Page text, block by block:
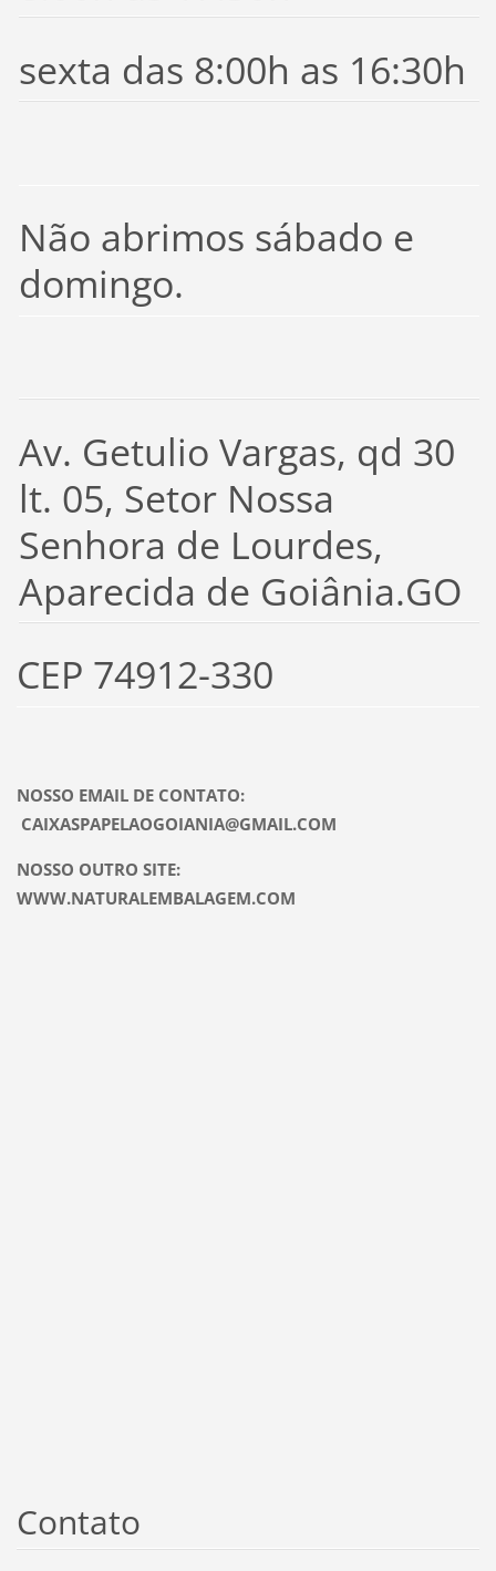
sexta das 8:00h as 16:30h
Não abrimos sábado e
domingo.
Av. Getulio Vargas, qd 30
lt. 05, Setor Nossa
Senhora de Lourdes,
Aparecida de Goiânia.GO
CEP 74912-330
NOSSO EMAIL DE CONTATO:
CAIXASPAPELAOGOIANIA@GMAIL.COM
NOSSO OUTRO SITE:
WWW.NATURALEMBALAGEM.COM
Contato